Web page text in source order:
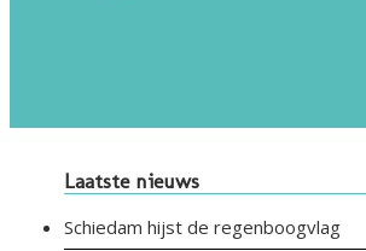
Laatste nieuws
Schiedam hijst de regenboogvlag